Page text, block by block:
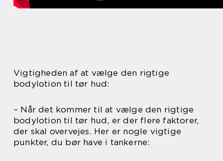
Vigtigheden af at vælge den rigtige
bodylotion til tør hud:
– Når det kommer til at vælge den rigtige
bodylotion til tør hud, er der flere faktorer,
der skal overvejes. Her er nogle vigtige
punkter, du bør have i tankerne: